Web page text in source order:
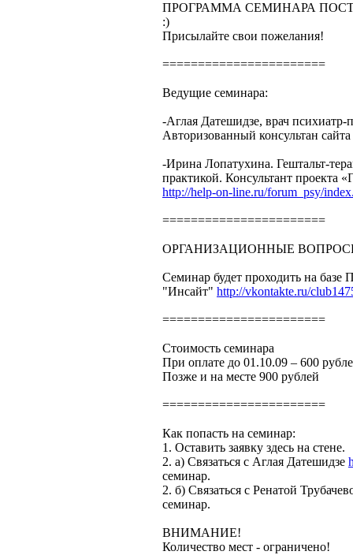
ПРОГРАММА СЕМИНАРА
:)
Присылайте свои пожелания!
=======================
Ведущие семинара:
-Аглая Датешидзе, врач психиатр-
Авторизованный консультан сайта
-Ирина Лопатухина. Гештальт-
практикой. Консультант проекта
http://help-on-line.ru/forum_psy/
=======================
ОРГАНИЗАЦИОННЫЕ
Семинар будет проходить на базе
"Инсайт" http://vkontakte.ru/
=======================
Стоимость семинара
При оплате до 01.10.09 – 600
Позже и на месте 900 рублей
=======================
Как попасть на семинар:
1. Оставить заявку здесь на стене.
2. а) Связаться с Аглая Датешидзе
семинар.
2. б) Связаться с Ренатой
семинар.
ВНИМАНИЕ!
Количество мест - ограничено!